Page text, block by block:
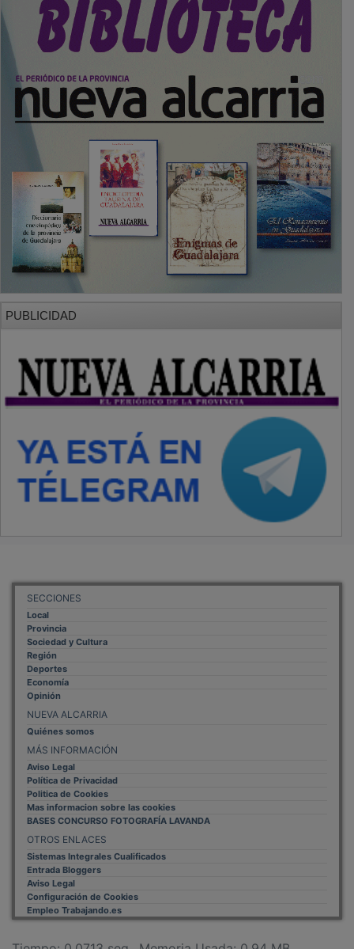
SECCIONES
Local
Provincia
Sociedad y Cultura
Región
Deportes
Economía
Opinión
NUEVA ALCARRIA
Quiénes somos
MÁS INFORMACIÓN
Aviso Legal
Política de Privacidad
Politica de Cookies
Mas informacion sobre las cookies
BASES CONCURSO FOTOGRAFÍA LAVANDA
OTROS ENLACES
Sistemas Integrales Cualificados
Entrada Bloggers
Aviso Legal
Configuración de Cookies
Empleo Trabajando.es